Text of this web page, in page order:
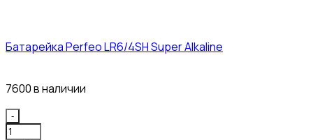
Батарейка Perfeo LR6/4SH Super Alkaline
7600 в наличии
Quantity
-